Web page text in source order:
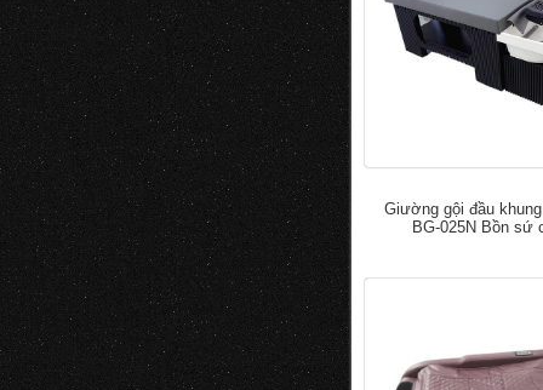
Giường gội đầu
BG-025N Bồn sứ